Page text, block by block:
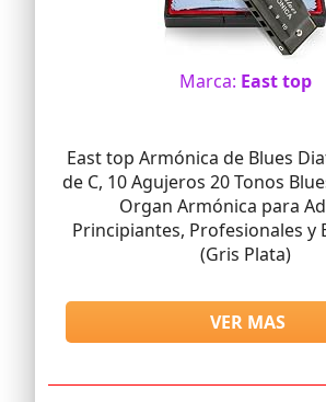
Marca: East top
East top Armónica de Blues
de C, 10 Agujeros 20 Tonos
Organ Armónica para
Principiantes, Profesionales y
(Gris Plata)
VER MAS